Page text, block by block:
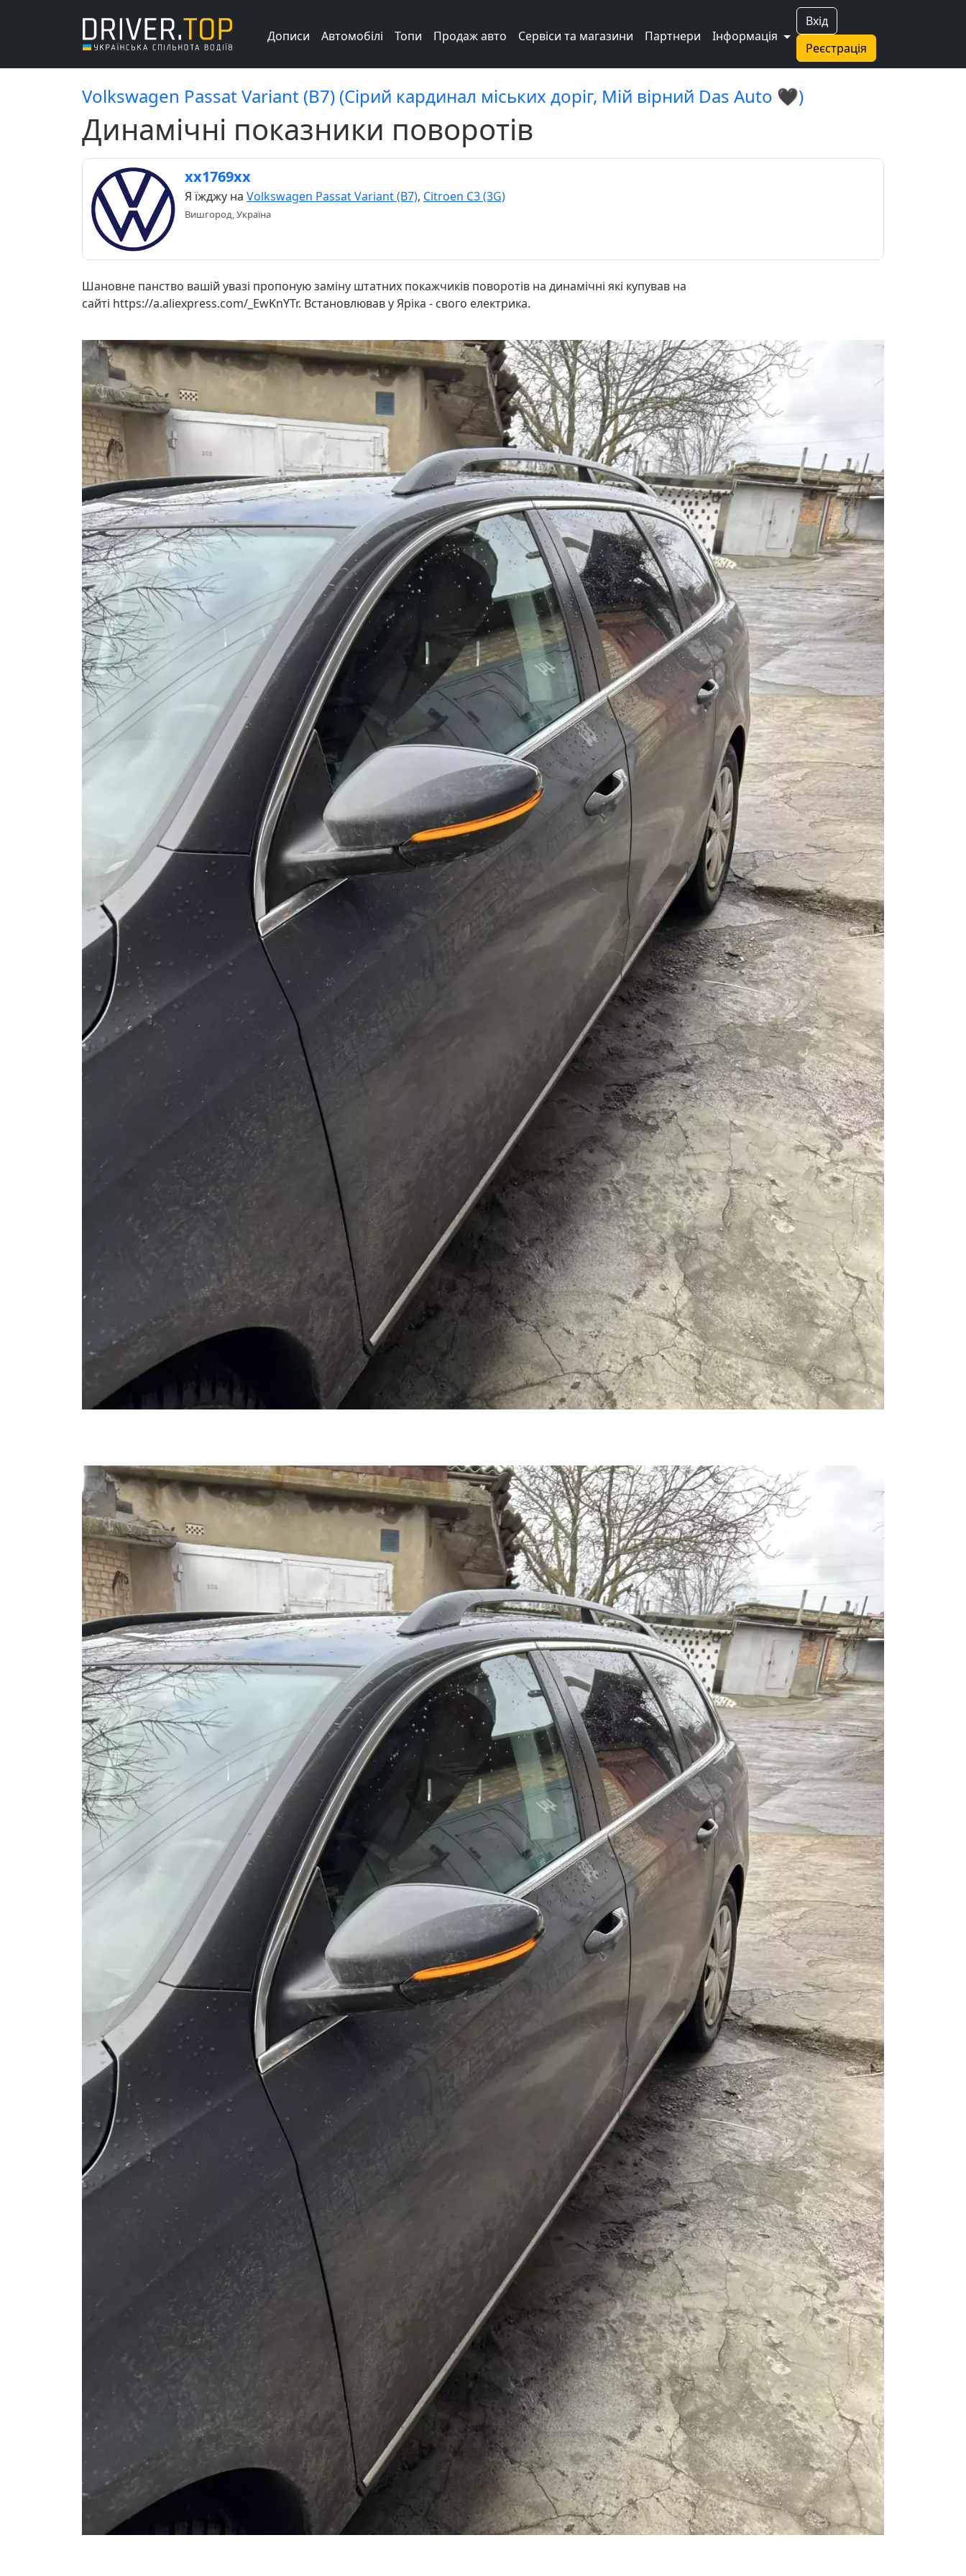
Вхід
Реєстрація
Дописи Автомобілі Топи Продаж авто Сервіси та магазини Партнери Інформація
Volkswagen Passat Variant (B7) (Сірий кардинал міських доріг, Мій вірний Das Auto 🖤)
Динамічні показники поворотів
хх1769хх
Я їжджу на Volkswagen Passat Variant (B7), Citroen C3 (3G)
Вишгород, Україна
Шановне панство вашій увазі пропоную заміну штатних покажчиків поворотів на динамічні які купував на
сайті https://a.aliexpress.com/_EwKnYTr. Встановлював у Яріка - свого електрика.